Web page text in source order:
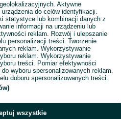
Aktywne
do celów identyfikacji.
statystyce lub kombinacji danych z
informacji na urządzeniu lub
reklam. Rozwój i ulepszanie
personalizacji treści. Tworzenie
reklam. Wykorzystywanie
reklam. Wykorzystywanie
treści. Pomiar efektywności
wyboru spersonalizowanych reklam.
doboru spersonalizowanych treści.
wszystkie